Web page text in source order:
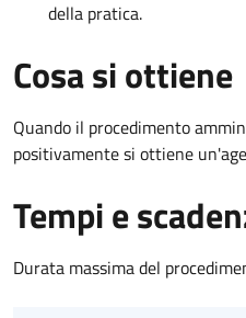
della pratica.
Cosa si ottiene
Quando il procedimento
positivamente si ottiene
Tempi e
Durata massima del